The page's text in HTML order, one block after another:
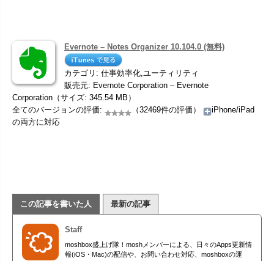
Evernote – Notes Organizer 10.104.0 (無料)
カテゴリ: 仕事効率化,ユーティリティ
販売元: Evernote Corporation – Evernote
Corporation（サイズ: 345.54 MB）
全てのバージョンの評価:
（32469件の評価）
iPhone/iPad
の両方に対応
この記事を書いた人 最新の記事
Staff
moshbox盛上げ隊！moshメンバーによる、日々のApps更新情
報(iOS・Mac)の配信や、お問い合わせ対応、moshboxの運